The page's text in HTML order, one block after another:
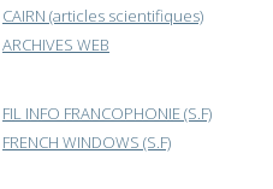
CAIRN (articles scientifiques)
ARCHIVES WEB
FIL INFO FRANCOPHONIE (S.F)
FRENCH WINDOWS (S.F)